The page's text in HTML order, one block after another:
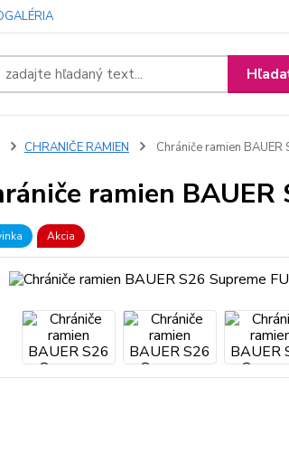
CHRANIČE RAMIEN Chrániče ramien BAUER
ramien
Akcia